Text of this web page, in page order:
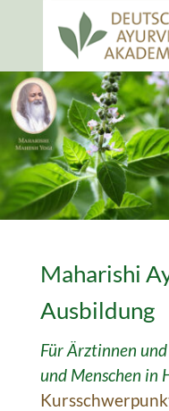
Maharishi
Ausbildung
Für Ärztinnen
und Menschen in